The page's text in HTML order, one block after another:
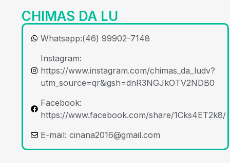
CHIMAS DA LU
Whatsapp:(46) 99902-7148
Instagram:
https://www.instagram.com/chimas_da_ludv?
utm_source=qr&igsh=dnR3NGJkOTV2NDB0
Facebook:
https://www.facebook.com/share/1Cks4ET2k8/
E-mail: cinana2016@gmail.com